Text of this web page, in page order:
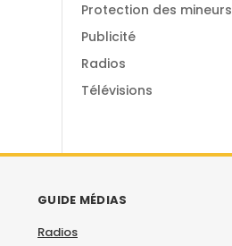
Protection des mineurs
Publicité
Radios
Télévisions
GUIDE MÉDIAS
Radios